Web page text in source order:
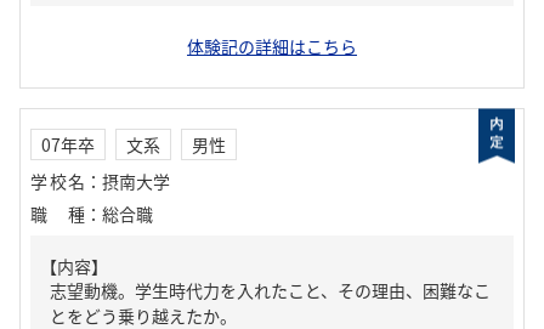
体験記の詳細はこちら
07年卒 文系
男性
学校名 ： 摂南大学
職種 ： 総合職
【内容】
志望動機。学生時代力を入れたこと、その理由、困難なこ
とをどう乗り越えたか。